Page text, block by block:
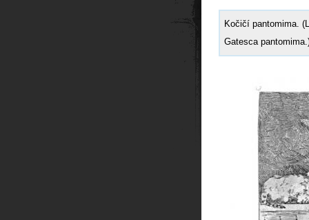
Kočičí pantomima.
Gatesca